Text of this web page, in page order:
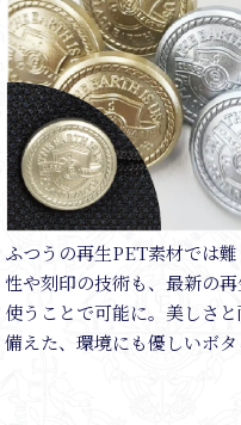
ふつうの再生PET素材では
性や刻印の技術も、最新の
使うことで可能に。美しさ
備えた、環境にも優しいボタ